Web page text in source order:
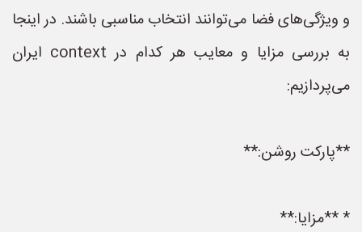
و ویژگی‌های فضا می‌توانند انتخاب مناسبی باشند. در اینجا
به بررسی مزایا و معایب هر کدام در context ایران
می‌پردازیم:
**پارکت روشن:**
* **مزایا:**